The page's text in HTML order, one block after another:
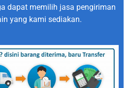
dapat memilih jasa pengiriman
yang kami sediakan.